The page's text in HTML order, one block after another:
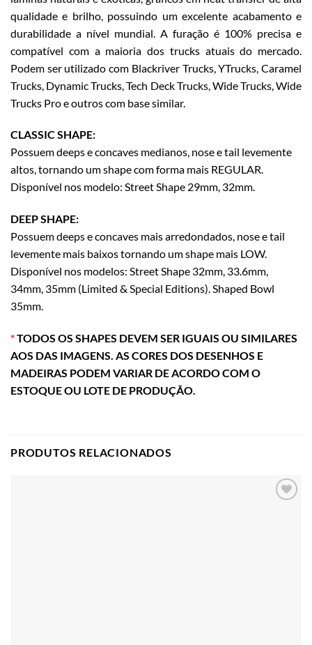
qualidade e brilho, possuindo um excelente acabamento e
durabilidade a nível mundial. A furação é 100% precisa e
compatível com a maioria dos trucks atuais do mercado.
Podem ser utilizado com Blackriver Trucks, YTrucks, Caramel
Trucks, Dynamic Trucks, Tech Deck Trucks, Wide Trucks, Wide
Trucks Pro e outros com base similar.
CLASSIC SHAPE:
Possuem deeps e concaves medianos, nose e tail levemente
altos, tornando um shape com forma mais REGULAR.
Disponível nos modelo: Street Shape 29mm, 32mm.
DEEP SHAPE:
Possuem deeps e concaves mais arredondados, nose e tail
levemente mais baixos tornando um shape mais LOW.
Disponível nos modelos: Street Shape 32mm, 33.6mm,
34mm, 35mm (Limited & Special Editions). Shaped Bowl
35mm.
*TODOS OS SHAPES DEVEM SER IGUAIS OU SIMILARES
AOS DAS IMAGENS. AS CORES DOS DESENHOS E
MADEIRAS PODEM VARIAR DE ACORDO COM O
ESTOQUE OU LOTE DE PRODUÇÃO.
PRODUTOS RELACIONADOS